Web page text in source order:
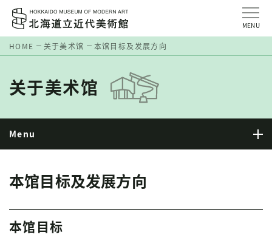
MENU
HOME 关于美术馆 本馆目标及发展方向
关于美术馆
Menu
本馆目标及发展方向
本馆目标